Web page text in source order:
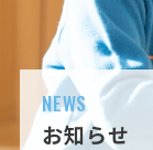
NEWS
お知らせ